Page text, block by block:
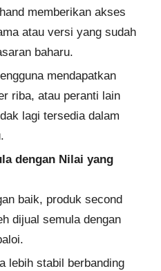
memberikan akses
atau versi yang sudah
baharu.
mendapatkan
riba, atau peranti lain
lagi tersedia dalam
dengan Nilai yang
baik, produk second
dijual semula dengan
lebih stabil berbanding